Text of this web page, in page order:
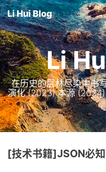
Li Hui Blog
Li
在历史的层林尽染中书
演化 (2023) 本源
[技术书籍]JSON必